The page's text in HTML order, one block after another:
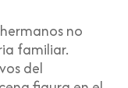
no
familiar.
del